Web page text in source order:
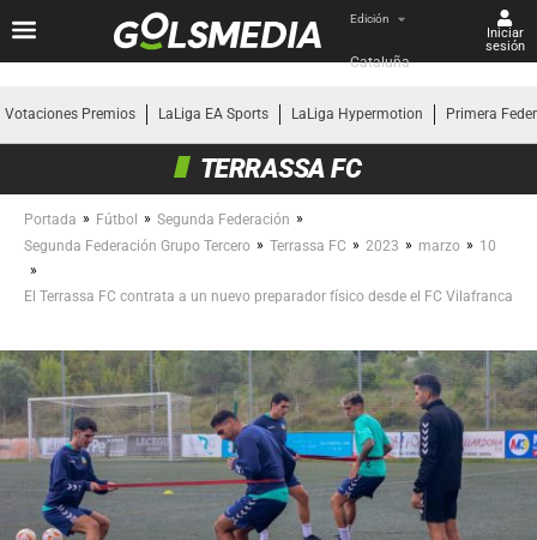
Edición
Cataluña
Iniciar
sesión
Votaciones Premios LaLiga EA Sports LaLiga Hypermotion Primera
TERRASSA FC
Portada » Fútbol » Segunda Federación »
Segunda Federación Grupo Tercero » Terrassa FC » 2023 » marzo » 10
»
El Terrassa FC contrata a un nuevo preparador físico desde el FC Vilafranca